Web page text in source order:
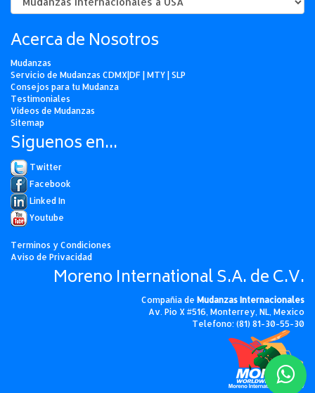
Acerca de Nosotros
Mudanzas
Servicio de Mudanzas CDMX|DF | MTY | SLP
Consejos para tu Mudanza
Testimoniales
Videos de Mudanzas
Sitemap
Siguenos en...
Twitter
Facebook
Linked In
Youtube
Terminos y Condiciones
Aviso de Privacidad
Moreno International S.A. de C.V.
Compañia de Mudanzas Internacionales
Av. Pio X #516, Monterrey, NL, Mexico
Telefono: (81) 81-30-55-30